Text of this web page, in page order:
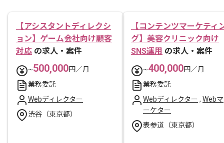
【アシスタントディレクシ
ョン】ゲーム会社向け顧客
対応 の求人・案件
~500,000円／月
業務委託
Webディレクター
渋谷（東京都）
【コンテンツマーケティ
グ】美容クリニック向け
SNS運用 の求人・案件
~400,000円／月
業務委託
Webディレクター , Webマ
ーケター
表参道（東京都）